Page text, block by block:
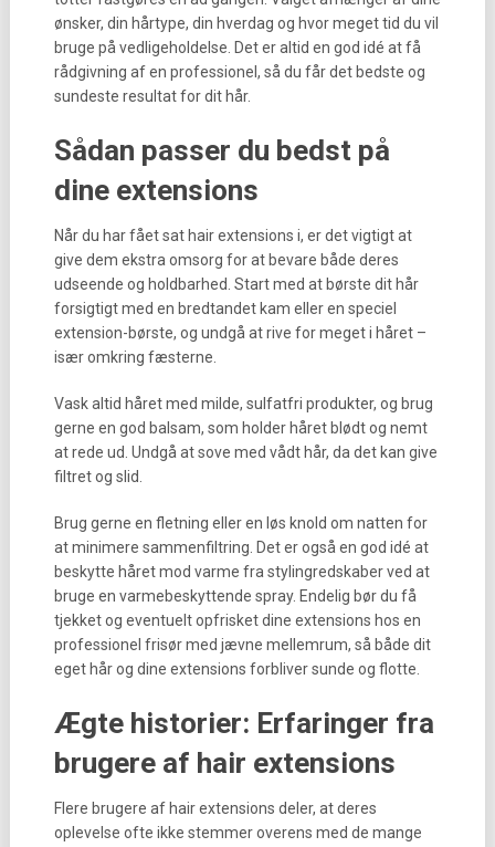
ønsker, din hårtype, din hverdag og hvor meget tid du vil
bruge på vedligeholdelse. Det er altid en god idé at få
rådgivning af en professionel, så du får det bedste og
sundeste resultat for dit hår.
Sådan passer du bedst på
dine extensions
Når du har fået sat hair extensions i, er det vigtigt at
give dem ekstra omsorg for at bevare både deres
udseende og holdbarhed. Start med at børste dit hår
forsigtigt med en bredtandet kam eller en speciel
extension-børste, og undgå at rive for meget i håret –
især omkring fæsterne.
Vask altid håret med milde, sulfatfri produkter, og brug
gerne en god balsam, som holder håret blødt og nemt
at rede ud. Undgå at sove med vådt hår, da det kan give
filtret og slid.
Brug gerne en fletning eller en løs knold om natten for
at minimere sammenfiltring. Det er også en god idé at
beskytte håret mod varme fra stylingredskaber ved at
bruge en varmebeskyttende spray. Endelig bør du få
tjekket og eventuelt opfrisket dine extensions hos en
professionel frisør med jævne mellemrum, så både dit
eget hår og dine extensions forbliver sunde og flotte.
Ægte historier: Erfaringer fra
brugere af hair extensions
Flere brugere af hair extensions deler, at deres
oplevelse ofte ikke stemmer overens med de mange